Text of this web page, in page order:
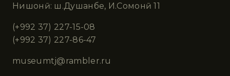
Нишонӣ: ш.Душанбе, И.Сомонӣ 11
(+992 37) 227-15-08
(+992 37) 227-86-47
museumtj@rambler.ru